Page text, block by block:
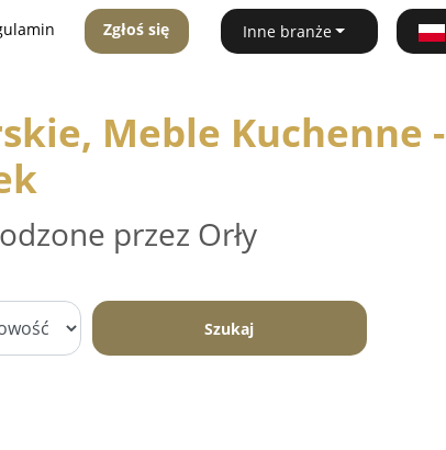
Zgłoś się Inne branże
Meble Kuchenne -
przez Orły
Szukaj